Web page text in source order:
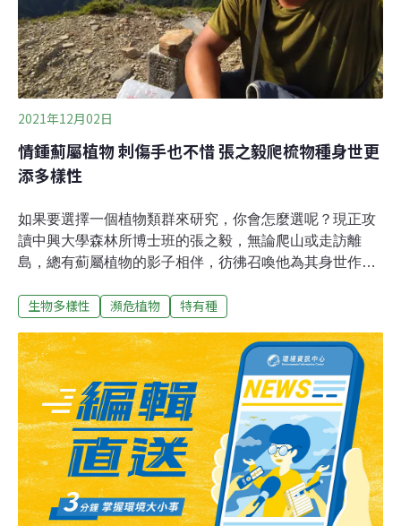
時間，一一細數台灣蝶類現況。蛺蝶科體型差異較大，大
型蛺蝶不比鳳蝶小，也有體型小如小灰蝶的蛺蝶；牠們的
形態特徵是前腳特化會縮於胸前，僅以中後足站立。此科
不但有分布海拔最高的蝶
2021年12月02日
情鍾薊屬植物 刺傷手也不惜 張之毅爬梳物種身世更
添多樣性
如果要選擇一個植物類群來研究，你會怎麼選呢？現正攻
讀中興大學森林所博士班的張之毅，無論爬山或走訪離
島，總有薊屬植物的影子相伴，彷彿召喚他為其身世作
負眾望，陸續發表「塔塔加薊」及「台灣薊」，為台灣菊
係。上山走海總有薊屬植物 花開燦爛深印腦海張之毅很早
就開始認植物，從認樹起步，很快就記住樹種，接著他開
始認草本植物。大學時期他做了錦葵科植物分類的專題，
並確認分類是自己想做的研究。碩班選擇研究對象時，他
決定從平常爬高山、走離島這些喜愛的野外環境，著手找
尋合適的研究植物，此時薊屬植物浮現他腦海——雖然在
這些環境中，還有其他植物類屬，唯獨薊屬令他印象深
刻。他說薊屬植物雖然葉子刺得讓人退避三舍，但花開美
如煙火，他將這種對比形容為「反差」的魅力，並為此型
生物多樣性 瀕危植物 特有種